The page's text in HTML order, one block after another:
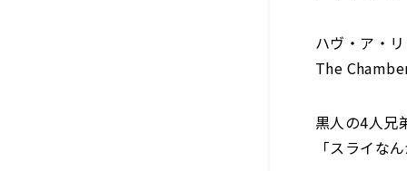
ハヴ・ア・
The
黒人の4人兄
「スライな